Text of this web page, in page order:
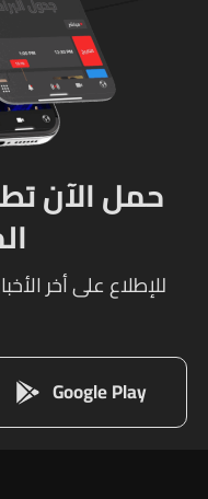
للإطلاع على أخر
Google Play